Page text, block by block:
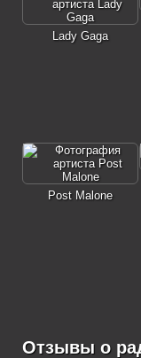
Lady Gaga
Post Malone
Отзывы о